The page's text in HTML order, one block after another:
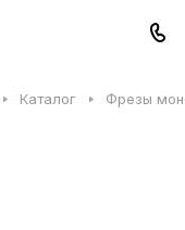
Каталог Фрезы